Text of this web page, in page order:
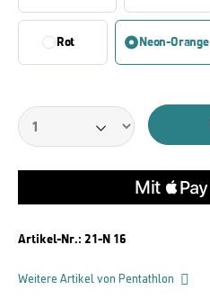
Rot Neon-Orange
Artikel-Nr.: 21-N 16
Weitere Artikel von Pentathlon